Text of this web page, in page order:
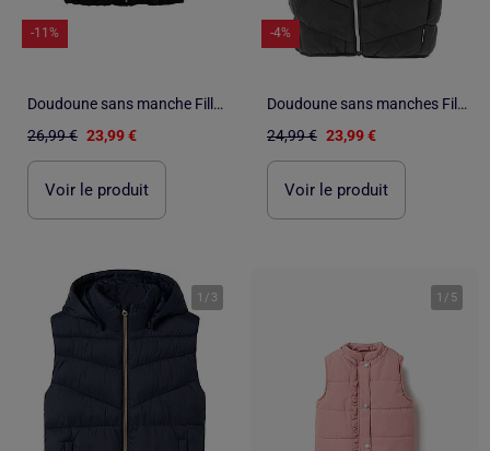
-11%
Doudoune sans manche Fille Name it
26,99 € 23,99 €
Voir le produit
-4%
Doudoune sans manches Fille Name it
24,99 € 23,99 €
Voir le produit
1 / 3 1 / 5